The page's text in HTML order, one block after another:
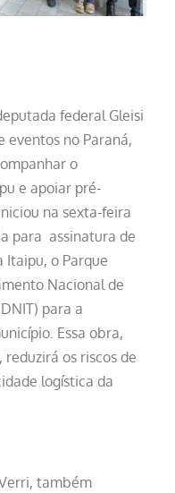
federal Gleisi
eventos no Paraná,
o
e apoiar pré-
na sexta-feira
para assinatura de
Itaipu, o Parque
Nacional de
para a
Essa obra,
os riscos de
logística da
também